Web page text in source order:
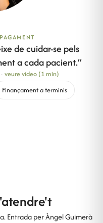
de cuidar-se pels
a cada pacient.”
· veure vídeo (1 min)
Finançament a terminis
Entrada per Àngel Guimerà